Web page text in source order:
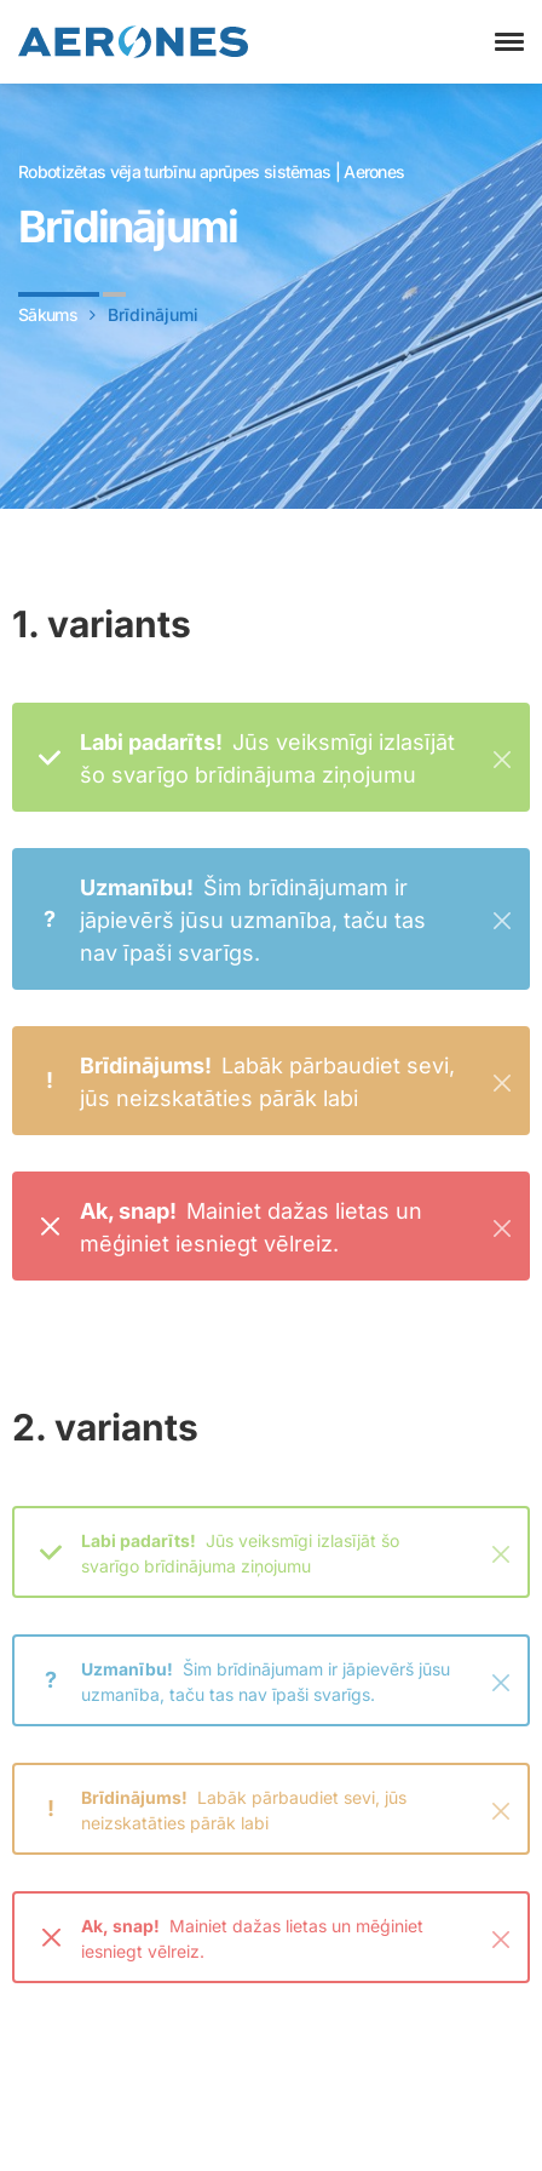
Robotizētas vēja turbīnu aprūpes sistēmas | Aerones
Brīdinājumi
Sākums Brīdinājumi
1. variants
Labi padarīts! Jūs veiksmīgi izlasījāt
šo svarīgo brīdinājuma ziņojumu
?
Uzmanību! Šim brīdinājumam ir
jāpievērš jūsu uzmanība, taču tas
nav īpaši svarīgs.
!
Brīdinājums! Labāk pārbaudiet sevi,
jūs neizskatāties pārāk labi
Ak, snap! Mainiet dažas lietas un
mēģiniet iesniegt vēlreiz.
2. variants
Labi padarīts! Jūs veiksmīgi izlasījāt šo
svarīgo brīdinājuma ziņojumu
? Uzmanību! Šim brīdinājumam ir jāpievērš jūsu
uzmanība, taču tas nav īpaši svarīgs.
! Brīdinājums! Labāk pārbaudiet sevi, jūs
neizskatāties pārāk labi
Ak, snap! Mainiet dažas lietas un mēģiniet
iesniegt vēlreiz.